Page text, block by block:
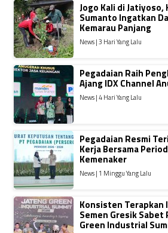
Jogo Kali di Jatiyoso,
Sumanto Ingatkan
Kemarau Panjang
News | 3 Hari Yang Lalu
Pegadaian Raih
Ajang IDX Channel
News | 4 Hari Yang Lalu
Pegadaian Resmi
Kerja Bersama
Kemenaker
News | 1 Minggu Yang Lalu
Konsisten Terapkan
Semen Gresik
Green Industrial